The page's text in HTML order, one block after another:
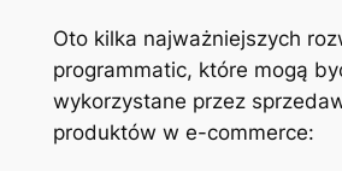
Oto kilka najważniejszych
programmatic, które mogą
wykorzystane przez
produktów w e-commerce: